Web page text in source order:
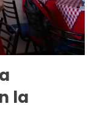
la